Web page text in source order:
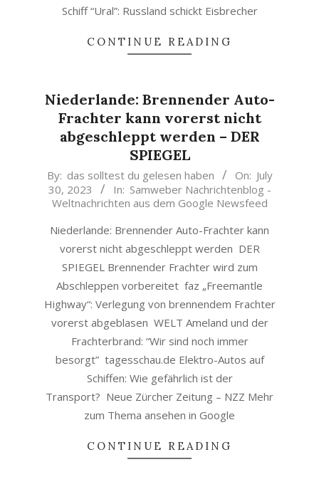
Schiff “Ural”: Russland schickt Eisbrecher
CONTINUE READING
Niederlande: Brennender Auto-
Frachter kann vorerst nicht
abgeschleppt werden – DER
SPIEGEL
2023-
07-
30
By: das solltest du gelesen haben On: July
30, 2023
In: Samweber Nachrichtenblog -
Weltnachrichten aus dem Google Newsfeed
Niederlande: Brennender Auto-Frachter kann
vorerst nicht abgeschleppt werden DER
SPIEGEL Brennender Frachter wird zum
Abschleppen vorbereitet faz „Freemantle
Highway“: Verlegung von brennendem Frachter
vorerst abgeblasen WELT Ameland und der
Frachterbrand: “Wir sind noch immer
besorgt” tagesschau.de Elektro-Autos auf
Schiffen: Wie gefährlich ist der
Transport? Neue Zürcher Zeitung – NZZ Mehr
zum Thema ansehen in Google
CONTINUE READING